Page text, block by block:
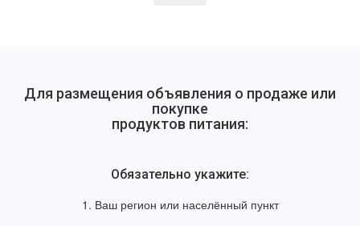
Для размещения объявления о продаже или
покупке
продуктов питания:
Обязательно укажите:
1. Ваш регион или населённый пункт